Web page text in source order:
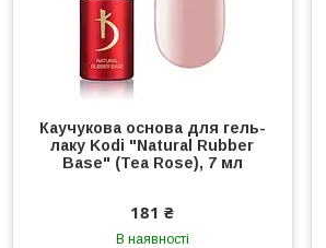
Каучукова основа для гель-
лаку Kodi "Natural Rubber
Base" (Tea Rose), 7 мл
181 ₴
В наявності